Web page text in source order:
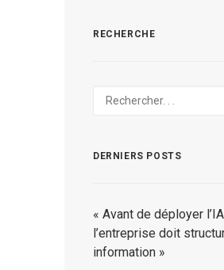
RECHERCHE
DERNIERS POSTS
« Avant de déployer
l’entreprise doit
information »